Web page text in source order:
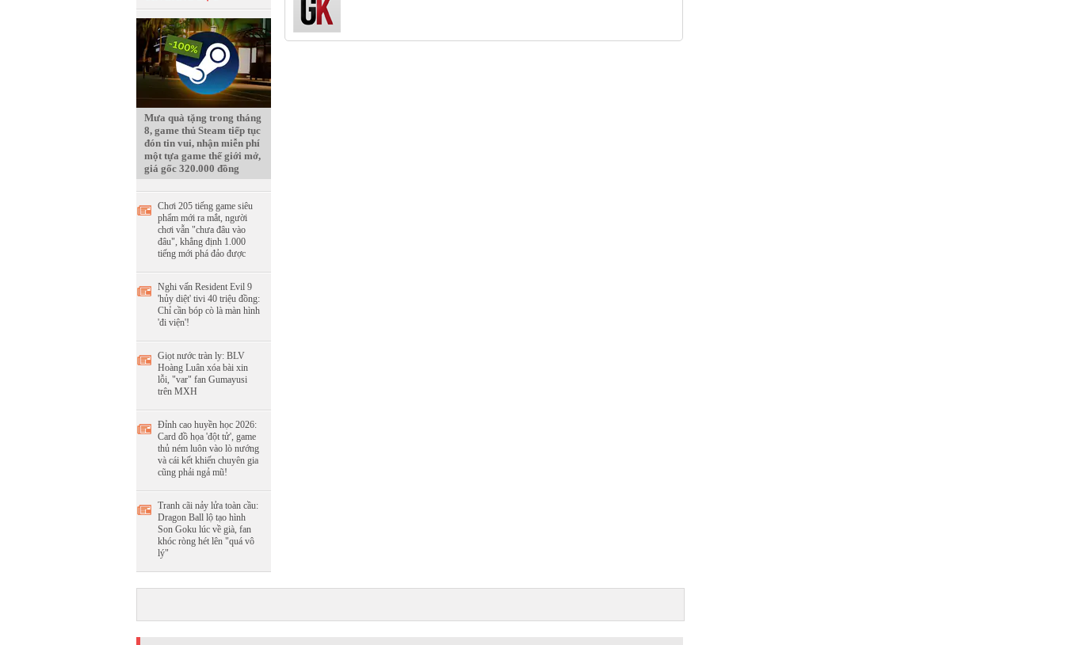
Mưa quà tặng trong tháng
8, game thủ Steam tiếp tục
đón tin vui, nhận miễn phí
một tựa game thế giới mở,
giá gốc 320.000 đồng
Chơi 205 tiếng game siêu
phẩm mới ra mắt, người
chơi vẫn "chưa đâu vào
đâu", khẳng định 1.000
tiếng mới phá đảo được
Nghi vấn Resident Evil 9
'hủy diệt' tivi 40 triệu đồng:
Chỉ cần bóp cò là màn hình
'đi viện'!
Giọt nước tràn ly: BLV
Hoàng Luân xóa bài xin
lỗi, "var" fan Gumayusi
trên MXH
Đỉnh cao huyền học 2026:
Card đồ họa 'đột tử', game
thủ ném luôn vào lò nướng
và cái kết khiến chuyên gia
cũng phải ngả mũ!
Tranh cãi nảy lửa toàn cầu:
Dragon Ball lộ tạo hình
Son Goku lúc về già, fan
khóc ròng hét lên "quá vô
lý"